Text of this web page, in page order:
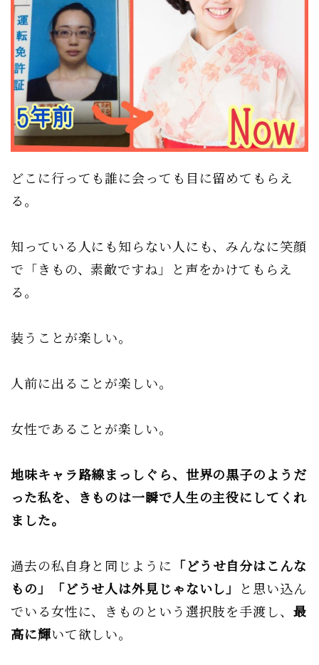
どこに行っても誰に会っても目に留めてもらえ
る。
知っている人にも知らない人にも、みんなに笑顔
で「きもの、素敵ですね」と声をかけてもらえ
る。
装うことが楽しい。
人前に出ることが楽しい。
女性であることが楽しい。
地味キャラ路線まっしぐら、世界の黒子のようだ
った私を、きものは一瞬で人生の主役にしてくれ
ました。
過去の私自身と同じように 「どうせ自分はこんな
もの」「どうせ人は外見じゃないし」
と思い込ん
でいる女性に、きものという選択肢を手渡し、 最
高に輝いて欲しい。